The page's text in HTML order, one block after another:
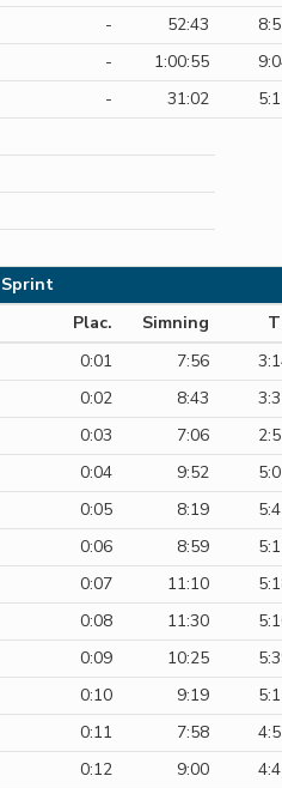
- 52:43
- 1:00:55
- 31:02
Plac. Simning
0:01 7:56
0:02 8:43
0:03 7:06
0:04 9:52
0:05 8:19
0:06 8:59
0:07 11:10
0:08 11:30
0:09 10:25
0:10 9:19
0:11 7:58
0:12 9:00